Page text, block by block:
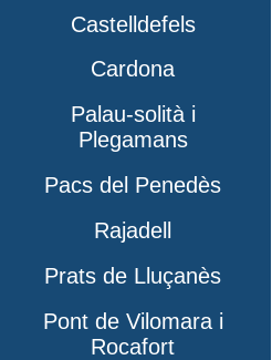
Castelldefels
Cardona
Palau-solità i
Plegamans
Pacs del Penedès
Rajadell
Prats de Lluçanès
Pont de Vilomara i
Rocafort